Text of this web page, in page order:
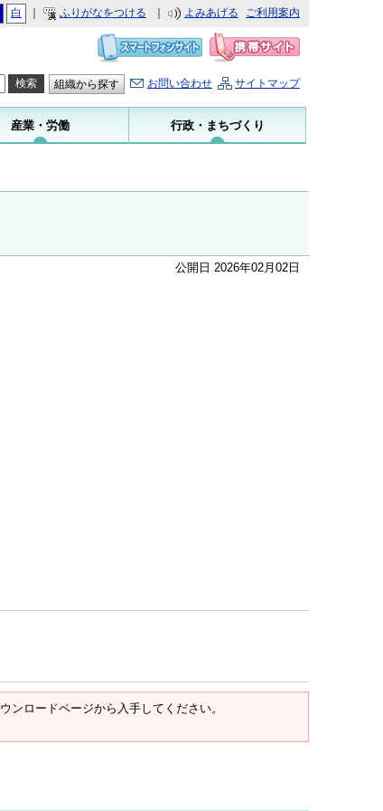
白 ふりがなをつける よみあげる ご利用案内
組織から探す お問い合わせ サイトマップ
産業・労働 行政・まちづくり
公開日 2026年02月02日
ンロードページから入手してください。